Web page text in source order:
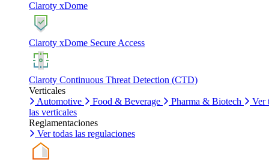
Claroty xDome
Claroty xDome Secure Access
Claroty Continuous Threat Detection (CTD)
Verticales
Automotive
Food & Beverage Pharma & Biotech
Ver
las verticales
Reglamentaciones
Ver todas las regulaciones